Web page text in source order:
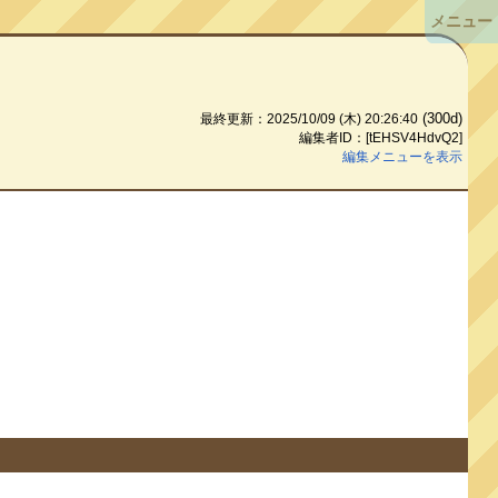
最終更新：2025/10/09 (木) 20:26:40 (300d)
編集者ID：[tEHSV4HdvQ2]
編集メニューを表示
メニュー